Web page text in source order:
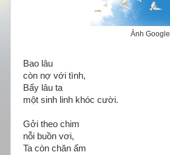
Ảnh Google
Bao lâu
còn nợ với tình,
Bấy lâu ta
một sinh linh khóc cười.
Gởi theo chim
nỗi buồn vơi,
Ta còn chăn ấm